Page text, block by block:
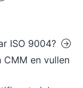
ISO 9004?
CMM en vullen